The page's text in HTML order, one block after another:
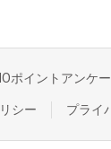
ポイントアンケ
シー プライ